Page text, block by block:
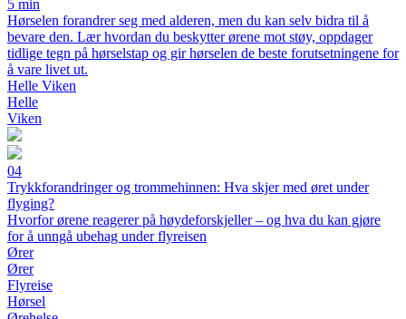
5 min
Hørselen forandrer seg med alderen, men du kan selv bidra til å
bevare den. Lær hvordan du beskytter ørene mot støy, oppdager
tidlige tegn på hørselstap og gir hørselen de beste forutsetningene for
å vare livet ut.
Helle Viken
Helle
Viken
04
Trykkforandringer og trommehinnen: Hva skjer med øret under
flyging?
Hvorfor ørene reagerer på høydeforskjeller – og hva du kan gjøre
for å unngå ubehag under flyreisen
Ører
Ører
Flyreise
Hørsel